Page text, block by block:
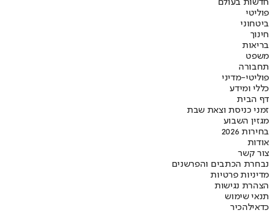
חדשות בעולם
פוליטי
ביטחוני
חינוך
בריאות
משפט
תחבורה
פוליטי-מדיני
כללי ומידע
דף הבית
זמני כניסת וצאת שבת
מגזין השבוע
בחירות 2026
אודות
צור קשר
נבחרת הכתבים והפרשנים
מדיניות פרטיות
הצהרת נגישות
תנאי שימוש
כדאילהכיר